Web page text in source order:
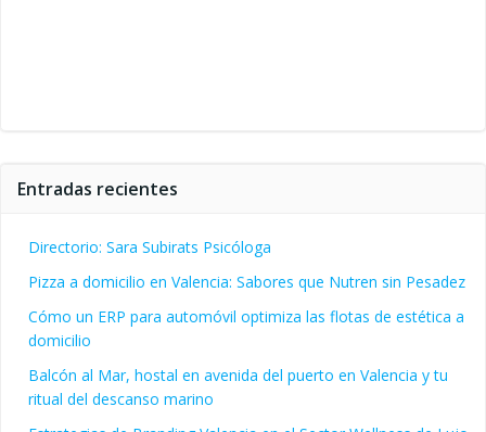
Entradas recientes
Directorio: Sara Subirats Psicóloga
Pizza a domicilio en Valencia: Sabores que Nutren sin Pesadez
Cómo un ERP para automóvil optimiza las flotas de estética a
domicilio
Balcón al Mar, hostal en avenida del puerto en Valencia y tu
ritual del descanso marino